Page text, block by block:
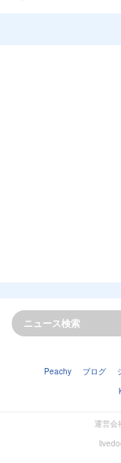
Peachy ブログ
運営会